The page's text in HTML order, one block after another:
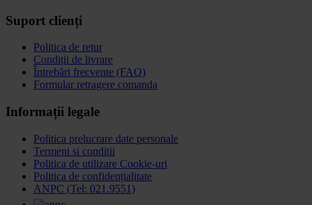
Suport clienți
Politica de retur
Condiții de livrare
Întrebări frecvente (FAQ)
Formular retragere comanda
Informații legale
Politica prelucrare date personale
Termeni si conditii
Politica de utilizare Cookie-uri
Politica de confidențialitate
ANPC (Tel: 021.9551)